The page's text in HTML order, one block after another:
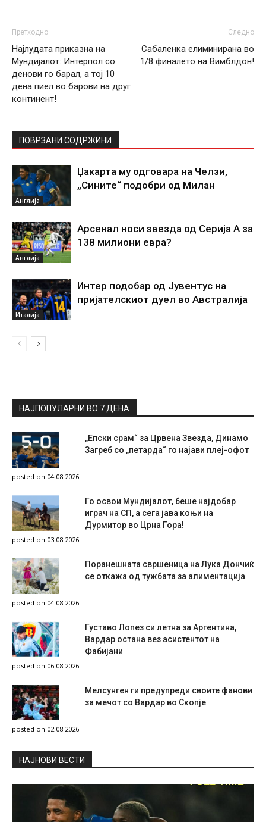
Претходно
Најлудата приказна на
Мундијалот: Интерпол со
денови го барал, а тој 10
дена пиел во барови на друг
континент!
Следно
Сабаленка елиминирана во
1/8 финалето на Вимблдон!
ПОВРЗАНИ СОДРЖИНИ
Англија
Џакарта му одговара на Челзи,
„Сините“ подобри од Милан
Англија
Арсенал носи ѕвезда од Серија А за
138 милиони евра?
Италија
Интер подобар од Јувентус на
пријателскиот дуел во Австралија
НАЈПОПУЛАРНИ ВО 7 ДЕНА
„Епски срам“ за Црвена Звезда, Динамо
Загреб со „петарда“ го најави плеј-офот
posted on 04.08.2026
Го освои Мундијалот, беше најдобар
играч на СП, а сега јава коњи на
Дурмитор во Црна Гора!
posted on 03.08.2026
Поранешната свршеница на Лука Дончиќ
се откажа од тужбата за алиментација
posted on 04.08.2026
Густаво Лопез си летна за Аргентина,
Вардар остана вез асистентот на
Фабијани
posted on 06.08.2026
Мелсунген ги предупреди своите фанови
за мечот со Вардар во Скопје
posted on 02.08.2026
НAЈНОВИ ВЕСТИ